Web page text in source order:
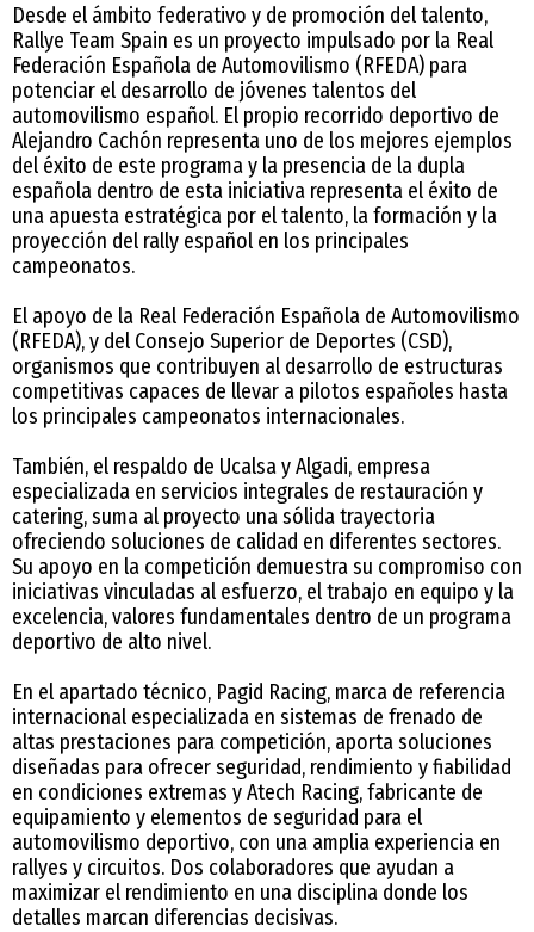
Desde el ámbito federativo y de promoción del talento,
Rallye Team Spain es un proyecto impulsado por la Real
Federación Española de Automovilismo (RFEDA) para
potenciar el desarrollo de jóvenes talentos del
automovilismo español. El propio recorrido deportivo de
Alejandro Cachón representa uno de los mejores ejemplos
del éxito de este programa y la presencia de la dupla
española dentro de esta iniciativa representa el éxito de
una apuesta estratégica por el talento, la formación y la
proyección del rally español en los principales
campeonatos.
El apoyo de la Real Federación Española de Automovilismo
(RFEDA), y del Consejo Superior de Deportes (CSD),
organismos que contribuyen al desarrollo de estructuras
competitivas capaces de llevar a pilotos españoles hasta
los principales campeonatos internacionales.
También, el respaldo de Ucalsa y Algadi, empresa
especializada en servicios integrales de restauración y
catering, suma al proyecto una sólida trayectoria
ofreciendo soluciones de calidad en diferentes sectores.
Su apoyo en la competición demuestra su compromiso con
iniciativas vinculadas al esfuerzo, el trabajo en equipo y la
excelencia, valores fundamentales dentro de un programa
deportivo de alto nivel.
En el apartado técnico, Pagid Racing, marca de referencia
internacional especializada en sistemas de frenado de
altas prestaciones para competición, aporta soluciones
diseñadas para ofrecer seguridad, rendimiento y fiabilidad
en condiciones extremas y Atech Racing, fabricante de
equipamiento y elementos de seguridad para el
automovilismo deportivo, con una amplia experiencia en
rallyes y circuitos. Dos colaboradores que ayudan a
maximizar el rendimiento en una disciplina donde los
detalles marcan diferencias decisivas.